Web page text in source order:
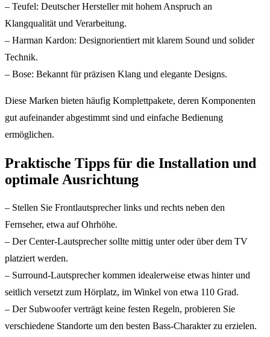
– Teufel: Deutscher Hersteller mit hohem Anspruch an
Klangqualität und Verarbeitung.
– Harman Kardon: Designorientiert mit klarem Sound und solider
Technik.
– Bose: Bekannt für präzisen Klang und elegante Designs.
Diese Marken bieten häufig Komplettpakete, deren Komponenten
gut aufeinander abgestimmt sind und einfache Bedienung
ermöglichen.
Praktische Tipps für die Installation und
optimale Ausrichtung
– Stellen Sie Frontlautsprecher links und rechts neben den
Fernseher, etwa auf Ohrhöhe.
– Der Center-Lautsprecher sollte mittig unter oder über dem TV
platziert werden.
– Surround-Lautsprecher kommen idealerweise etwas hinter und
seitlich versetzt zum Hörplatz, im Winkel von etwa 110 Grad.
– Der Subwoofer verträgt keine festen Regeln, probieren Sie
verschiedene Standorte um den besten Bass-Charakter zu erzielen.